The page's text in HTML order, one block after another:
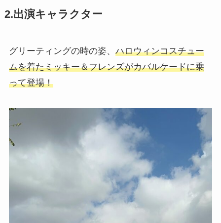
2.出演キャラクター
グリーティングの時の姿、 ハロウィンコスチュー
ムを着たミッキー＆フレンズがカバルケードに乗
って登場！